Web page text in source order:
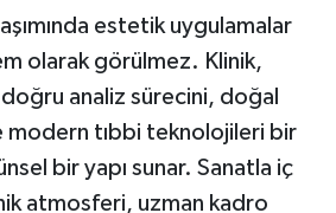
estetik uygulamalar
olarak görülmez. Klinik,
analiz sürecini, doğal
modern tıbbi teknolojileri bir
bir yapı sunar. Sanatla iç
atmosferi, uzman kadro